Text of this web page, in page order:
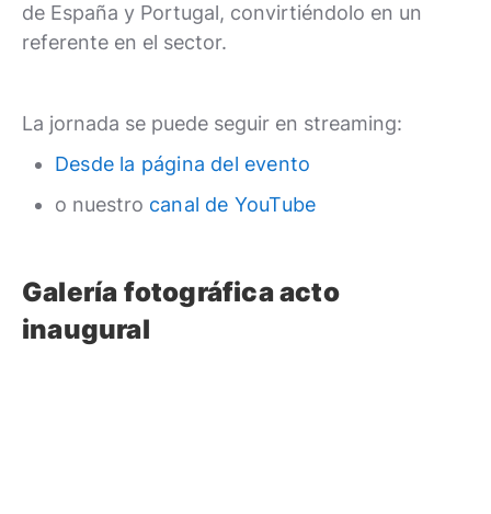
de España y Portugal, convirtiéndolo en un
referente en el sector.
La jornada se puede seguir en streaming:
Desde la página del evento
o nuestro canal de YouTube
Galería fotográfica acto
inaugural